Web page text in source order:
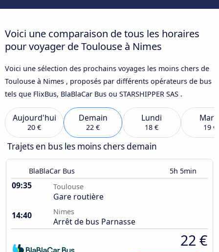
Voici une comparaison de tous les horaires
pour voyager de Toulouse à Nimes
Voici une sélection des prochains voyages les moins chers de
Toulouse à Nimes , proposés par différents opérateurs de bus
tels que FlixBus, BlaBlaCar Bus ou STARSHIPPER SAS .
Aujourd'hui
20 €
Demain
22 €
Lundi
18 € 19 €
Trajets en bus les moins chers demain
BlaBlaCar Bus 5h 5min
09:35 Toulouse
Gare routière
14:40
Nimes
Arrêt de bus Parnasse
22 €